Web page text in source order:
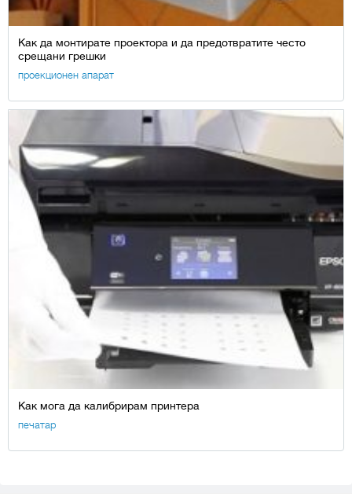
Как да монтирате проектора и да предотвратите често
срещани грешки
проекционен апарат
Как мога да калибрирам принтера
печатар